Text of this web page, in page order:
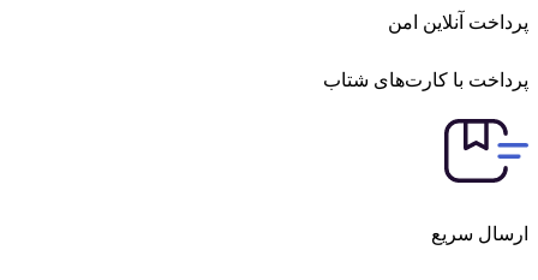
آنلاین امن
با کارت‌های شتاب
سریع